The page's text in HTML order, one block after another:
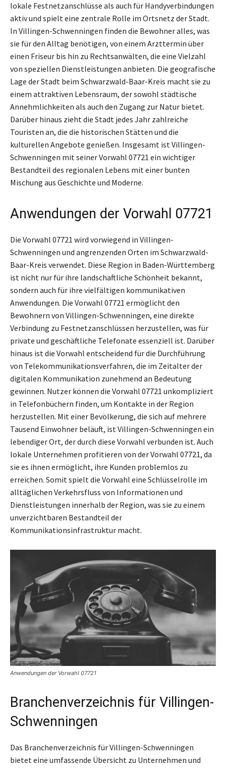
lokale Festnetzanschlüsse als auch für Handyverbindungen
aktiv und spielt eine zentrale Rolle im Ortsnetz der Stadt.
In Villingen-Schwenningen finden die Bewohner alles, was
sie für den Alltag benötigen, von einem Arzttermin über
einen Friseur bis hin zu Rechtsanwälten, die eine Vielzahl
von speziellen Dienstleistungen anbieten. Die geografische
Lage der Stadt beim Schwarzwald-Baar-Kreis macht sie zu
einem attraktiven Lebensraum, der sowohl städtische
Annehmlichkeiten als auch den Zugang zur Natur bietet.
Darüber hinaus zieht die Stadt jedes Jahr zahlreiche
Touristen an, die die historischen Stätten und die
kulturellen Angebote genießen. Insgesamt ist Villingen-
Schwenningen mit seiner Vorwahl 07721 ein wichtiger
Bestandteil des regionalen Lebens mit einer bunten
Mischung aus Geschichte und Moderne.
Anwendungen der Vorwahl 07721
Die Vorwahl 07721 wird vorwiegend in Villingen-
Schwenningen und angrenzenden Orten im Schwarzwald-
Baar-Kreis verwendet. Diese Region in Baden-Württemberg
ist nicht nur für ihre landschaftliche Schönheit bekannt,
sondern auch für ihre vielfältigen kommunikativen
Anwendungen. Die Vorwahl 07721 ermöglicht den
Bewohnern von Villingen-Schwenningen, eine direkte
Verbindung zu Festnetzanschlüssen herzustellen, was für
private und geschäftliche Telefonate essenziell ist. Darüber
hinaus ist die Vorwahl entscheidend für die Durchführung
von Telekommunikationsverfahren, die im Zeitalter der
digitalen Kommunikation zunehmend an Bedeutung
gewinnen. Nutzer können die Vorwahl 07721 unkompliziert
in Telefonbüchern finden, um Kontakte in der Region
herzustellen. Mit einer Bevölkerung, die sich auf mehrere
Tausend Einwohner beläuft, ist Villingen-Schwenningen ein
lebendiger Ort, der durch diese Vorwahl verbunden ist. Auch
lokale Unternehmen profitieren von der Vorwahl 07721, da
sie es ihnen ermöglicht, ihre Kunden problemlos zu
erreichen. Somit spielt die Vorwahl eine Schlüsselrolle im
alltäglichen Verkehrsfluss von Informationen und
Dienstleistungen innerhalb der Region, was sie zu einem
unverzichtbaren Bestandteil der
Kommunikationsinfrastruktur macht.
Anwendungen der Vorwahl 07721
Branchenverzeichnis für Villingen-
Schwenningen
Das Branchenverzeichnis für Villingen-Schwenningen
bietet eine umfassende Übersicht zu Unternehmen und